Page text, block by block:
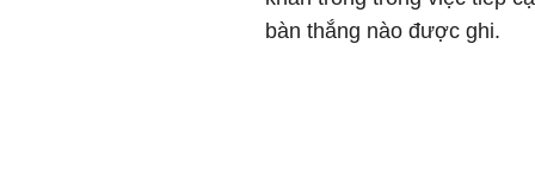
bàn thắng nào được ghi.